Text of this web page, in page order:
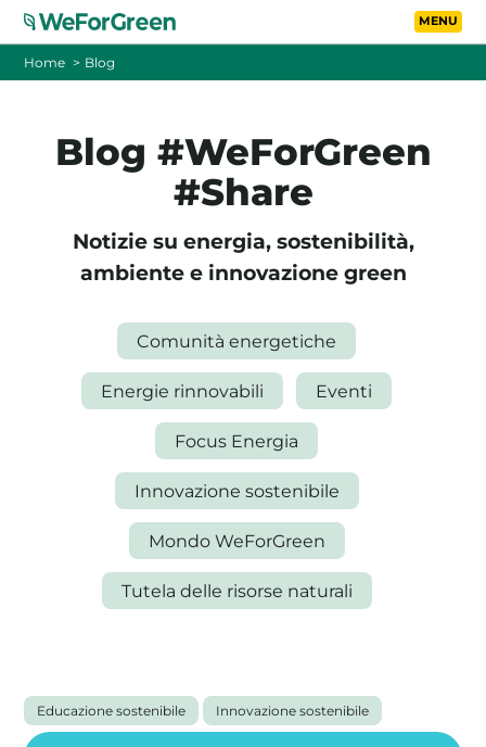
Vai al contenuto
La tua cooperativa energetica sostenibile
FOTOVOLTAICO A DISTANZA
CONTATTI
PASSA A WEFORGREEN
Home Blog
Blog #WeForGreen
#Share
Notizie su energia, sostenibilità,
ambiente e innovazione green
Comunità energetiche
Energie rinnovabili Eventi
Focus Energia
Innovazione sostenibile
Mondo WeForGreen
Tutela delle risorse naturali
Tutti gli articoli
Educazione sostenibile Innovazione sostenibile